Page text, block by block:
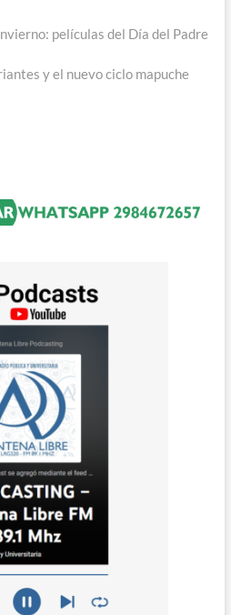
películas del Día del Padre
y el nuevo ciclo mapuche